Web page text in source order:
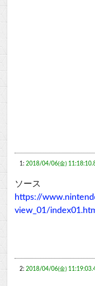
1: 2018/04/06(金)
ソース
https://
view_01/
2: 2018/04/06(金)